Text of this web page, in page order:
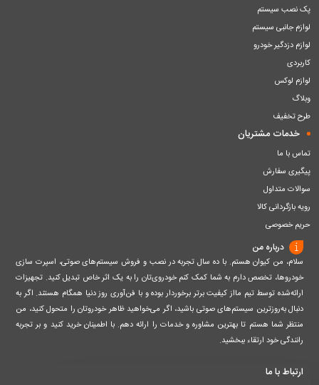
پک نصب سیستم
لوازم جانبی سیستم
لوازم دزدگیر خودرو
کاربردی
لوازم لوکس
وبلاگ
طرح تخفیف
خدمات مشتریان
تماس با ما
پیگیری سفارش
سوالات متداول
رویه بازگردانی کالا
حریم خصوصی
درباره من
سلام، من کیوان هستم. با ده سال تجربه در نصب و فروش سیستم‌های صوتی، اسپرت سازی
خودروها، تخصص دارم به شما کمک کنم خودروی‌تان را به یک اثر خاص تبدیل کنید. تجهیزات
ارائه‌شده توسط تیم مااز کیفیت برتر برخوردار بوده و با فن‌آوری روز دنیا همگام هستند. اگر به
دنبال به‌روزترین سیستم‌های صوتی باشید، اگر می‌خواهید ظاهر خودروتان را متحول کنید، من
منتظر شما هستم تا بهترین مشاوره و خدمات را ارائه دهم. با اطمینان خرید کنید و بر تجربه
رانندگی خود ارتقاء ببخشید.
ارتباط با ما